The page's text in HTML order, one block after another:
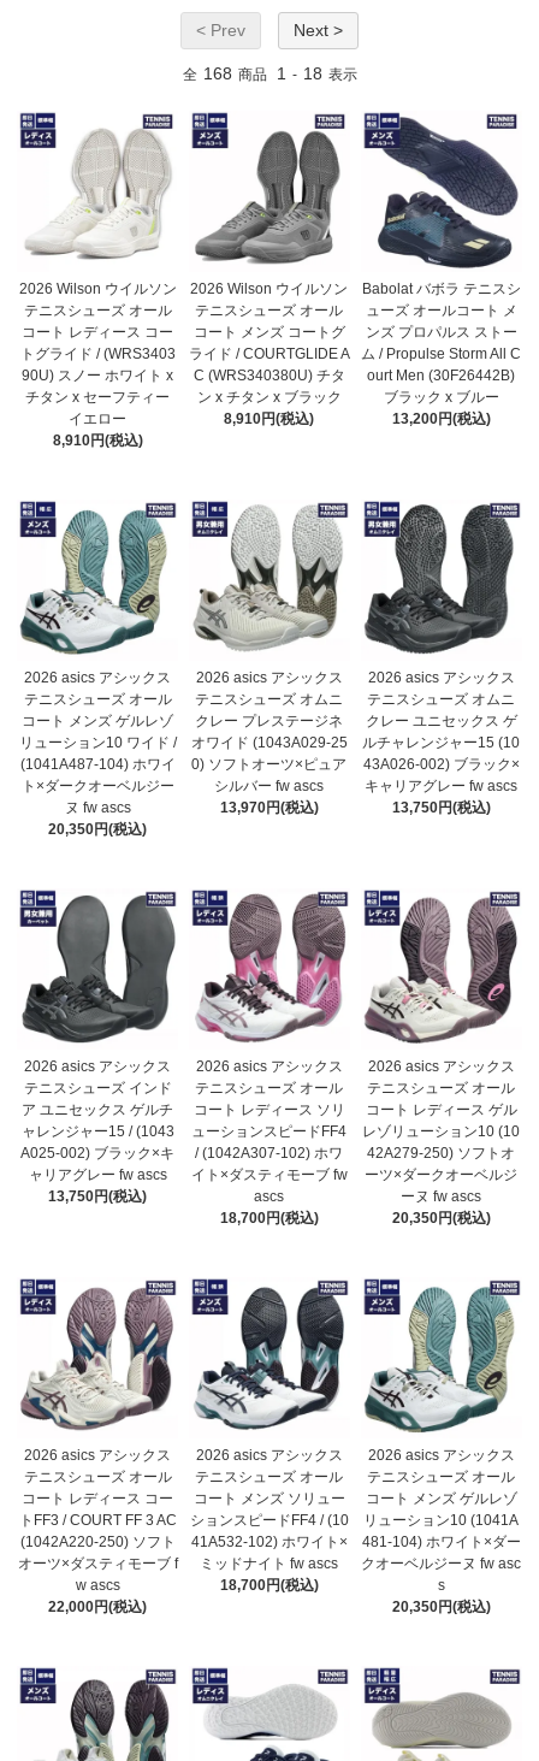
< Prev Next >
全 168 商品 1 - 18 表示
2026 Wilson ウイルソン
テニスシューズ オール
コート レディース コー
トグライド / (WRS3403
90U) スノー ホワイト x
チタン x セーフティー
イエロー
8,910円(税込)
2026 Wilson ウイルソン
テニスシューズ オール
コート メンズ コートグ
ライド / COURTGLIDE A
C (WRS340380U) チタ
ン x チタン x ブラック
8,910円(税込)
Babolat バボラ テニスシ
ューズ オールコート メ
ンズ プロパルス ストー
ム / Propulse Storm All C
ourt Men (30F26442B)
ブラック x ブルー
13,200円(税込)
2026 asics アシックス
テニスシューズ オール
コート メンズ ゲルレゾ
リューション10 ワイド /
(1041A487-104) ホワイ
ト×ダークオーベルジー
ヌ fw ascs
20,350円(税込)
2026 asics アシックス
テニスシューズ オムニ
クレー プレステージネ
オワイド (1043A029-25
0) ソフトオーツ×ピュア
シルバー fw ascs
13,970円(税込)
2026 asics アシックス
テニスシューズ オムニ
クレー ユニセックス ゲ
ルチャレンジャー15 (10
43A026-002) ブラック×
キャリアグレー fw ascs
13,750円(税込)
2026 asics アシックス
テニスシューズ インド
ア ユニセックス ゲルチ
ャレンジャー15 / (1043
A025-002) ブラック×キ
ャリアグレー fw ascs
13,750円(税込)
2026 asics アシックス
テニスシューズ オール
コート レディース ソリ
ューションスピードFF4
/ (1042A307-102) ホワ
イト×ダスティモーブ fw
ascs
18,700円(税込)
2026 asics アシックス
テニスシューズ オール
コート レディース ゲル
レゾリューション10 (10
42A279-250) ソフトオ
ーツ×ダークオーベルジ
ーヌ fw ascs
20,350円(税込)
2026 asics アシックス
テニスシューズ オール
コート レディース コー
トFF3 / COURT FF 3 AC
(1042A220-250) ソフト
オーツ×ダスティモーブ f
w ascs
22,000円(税込)
2026 asics アシックス
テニスシューズ オール
コート メンズ ソリュー
ションスピードFF4 / (10
41A532-102) ホワイト×
ミッドナイト fw ascs
18,700円(税込)
2026 asics アシックス
テニスシューズ オール
コート メンズ ゲルレゾ
リューション10 (1041A
481-104) ホワイト×ダー
クオーベルジーヌ fw asc
s
20,350円(税込)